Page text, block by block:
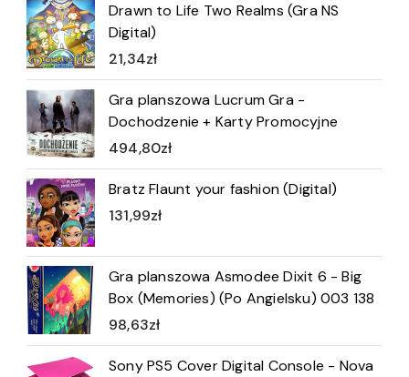
Drawn to Life Two Realms (Gra NS
Digital)
21,34zł
Gra planszowa Lucrum Gra -
Dochodzenie + Karty Promocyjne
494,80zł
Bratz Flaunt your fashion (Digital)
131,99zł
Gra planszowa Asmodee Dixit 6 - Big
Box (Memories) (Po Angielsku) 003 138
98,63zł
Sony PS5 Cover Digital Console - Nova